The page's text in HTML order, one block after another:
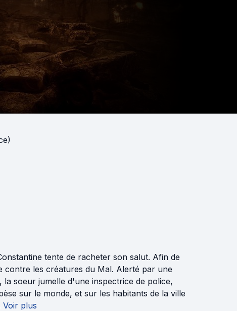
tente de racheter son salut. Afin de
contre les créatures du Mal. Alerté par une
soeur jumelle d'une inspectrice de police,
sur le monde, et sur les habitants de la ville
Voir plus